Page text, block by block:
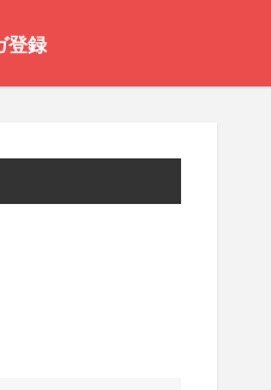
登録